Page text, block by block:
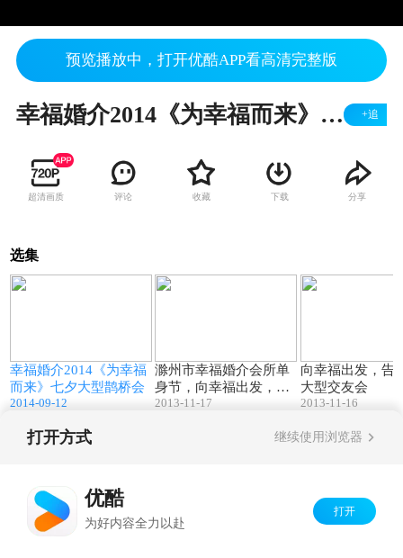
预览播放中，打开优酷APP看高清完整版
幸福婚介2014《为幸福而来》七夕大型鹊桥会 +追
超清画质 评论 收藏 下载 分享
选集
幸福婚介2014《为幸福
而来》七夕大型鹊桥会
2014-09-12
滁州市幸福婚介会所单
身节，向幸福出发，告
别单身大型交友会
2013-11-17
向幸福出发，告
大型交友会
2013-11-16
打开方式 继续使用浏览器
优酷
为好内容全力以赴
打开